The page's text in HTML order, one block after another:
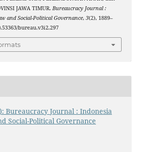
JAWA TIMUR. Bureaucracy Journal :
and Social-Political Governance, 3(2), 1889–
bureau.v3i2.297
Bureaucracy Journal : Indonesia
Social-Political Governance